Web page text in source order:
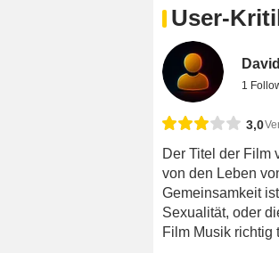
User-
1
3,0
Der Titel der Film
von den Leben
Gemeinsamkeit
Sexualität, oder
Film Musik richtig